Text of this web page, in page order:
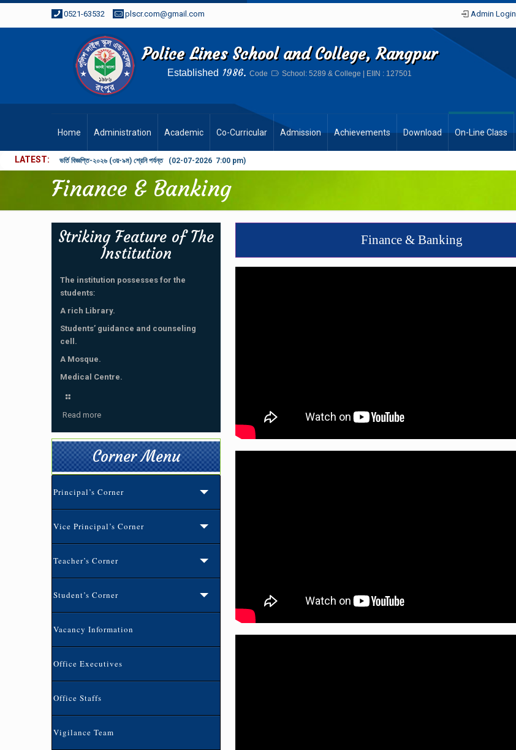
0521-63532 plscr.com@gmail.com
Police Lines School and College, Rangpur
Established 1986.Code School: 5289 & College | EIIN : 127501
Admin Login
Home Administration Academic Co-Curricular Admission Achievements Download On-Line Class
LATEST ভর্তি বিজ্ঞপ্তি-২০২৬ (৩য়-৯ম) শ্রেনি পর্যন্ত (02-07-2026 7:00 pm)
Finance & Banking
Striking Feature of The
Institution
The institution possesses for the
students:
A rich Library.
Students’ guidance and counseling
cell.
A Mosque.
Medical Centre.
Read more
Corner Menu
Principal’s Corner
Vice Principal’s Corner
Teacher’s Corner
Student’s Corner
Vacancy Information
Office Executives
Office Staffs
Vigilance Team
ভর্তি বিজ্ঞপ্তি-২০২৬ (৩য়-৯ম) শ্রেনি পর্যন্ত
Finance & Banking